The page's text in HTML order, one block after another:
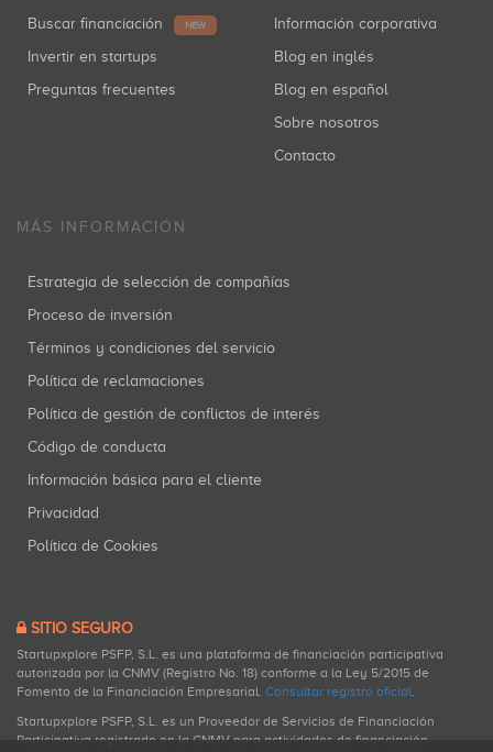
Buscar financiación NEW
Invertir en startups
Preguntas frecuentes
Información corporativa
Blog en inglés
Blog en español
Sobre nosotros
Contacto
MÁS INFORMACIÓN
Estrategia de selección de compañías
Proceso de inversión
Términos y condiciones del servicio
Política de reclamaciones
Política de gestión de conflictos de interés
Código de conducta
Información básica para el cliente
Privacidad
Política de Cookies
SITIO SEGURO
Startupxplore PSFP, S.L. es una plataforma de financiación participativa
autorizada por la CNMV (Registro No. 18) conforme a la Ley 5/2015 de
Fomento de la Financiación Empresarial. Consultar registro oficial.
Startupxplore PSFP, S.L. es un Proveedor de Servicios de Financiación
Participativa registrado en la CNMV para actividades de financiación